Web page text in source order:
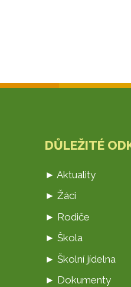
DŮLEŽITÉ
► Aktuality
► Žáci
► Rodiče
► Škola
► Školní jídelna
► Dokumenty